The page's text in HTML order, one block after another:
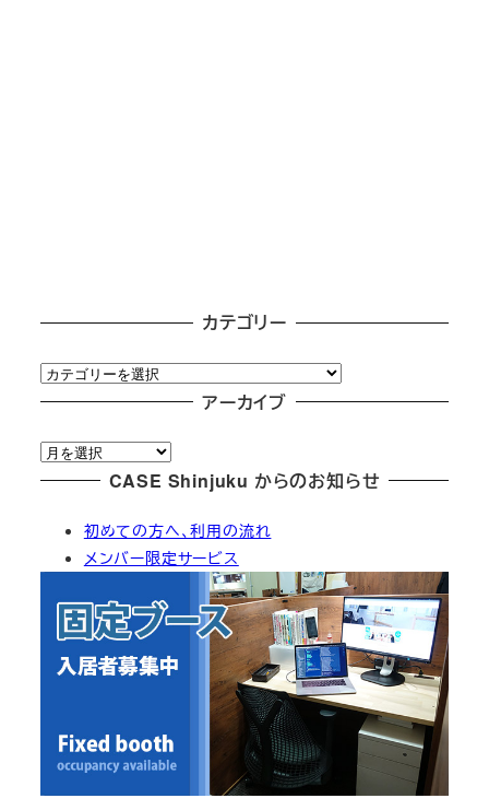
カテゴリー
カ
テ
リ
ー
アーカイブ
ア
ー
CASE Shinjuku からのお知らせ
初めての方へ、利用の流れ
メンバー限定サービス